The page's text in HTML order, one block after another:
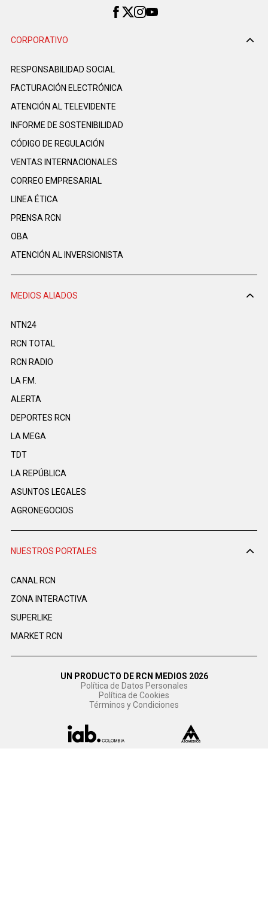
CORPORATIVO
RESPONSABILIDAD SOCIAL
FACTURACIÓN ELECTRÓNICA
ATENCIÓN AL TELEVIDENTE
INFORME DE SOSTENIBILIDAD
CÓDIGO DE REGULACIÓN
VENTAS INTERNACIONALES
CORREO EMPRESARIAL
LINEA ÉTICA
PRENSA RCN
OBA
ATENCIÓN AL INVERSIONISTA
MEDIOS ALIADOS
NTN24
RCN TOTAL
RCN RADIO
LA F.M.
ALERTA
DEPORTES RCN
LA MEGA
TDT
LA REPÚBLICA
ASUNTOS LEGALES
AGRONEGOCIOS
NUESTROS PORTALES
CANAL RCN
ZONA INTERACTIVA
SUPERLIKE
MARKET RCN
UN PRODUCTO DE RCN MEDIOS 2026
Política de Datos Personales
Política de Cookies
Términos y Condiciones